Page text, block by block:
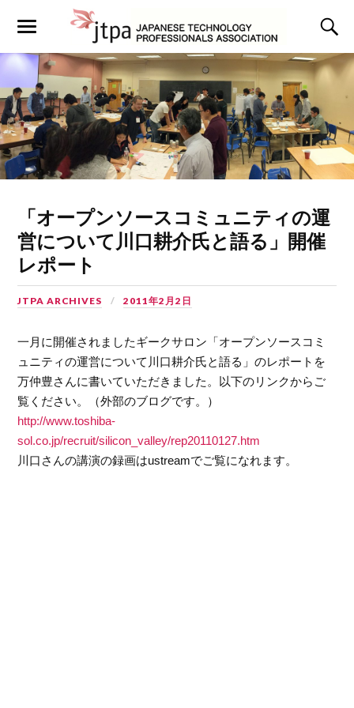
「オープンソースコミュニティの運
営について川口耕介氏と語る」開催
レポート
JTPA ARCHIVES 2011年2月2日
一月に開催されましたギークサロン「オープンソースコミ
ュニティの運営について川口耕介氏と語る」のレポートを
万仲豊さんに書いていただきました。以下のリンクからご
覧ください。（外部のブログです。）
http://www.toshiba-
sol.co.jp/recruit/silicon_valley/rep20110127.htm
川口さんの講演の録画はustreamでご覧になれます。